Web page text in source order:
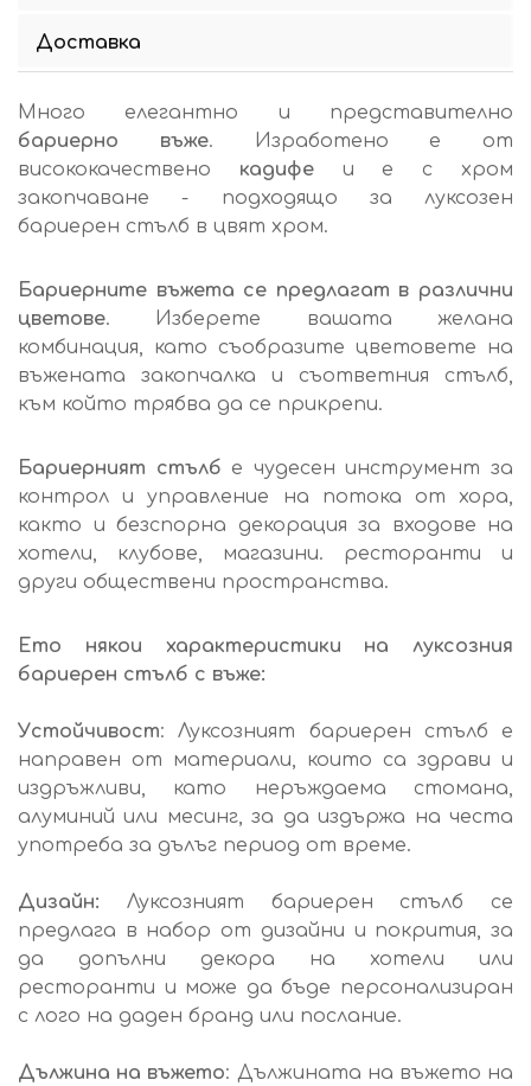
Доставка
Много елегантно и представително
бариерно въже. Изработено е от
висококачествено кадифеи е с хром
закопчаване - подходящо за луксозен
бариерен стълб в цвят хром.
Бариерните въжета се предлагат в различни
цветове. Изберете вашата желана
комбинация, като съобразите цветовете на
въжената закопчалка и съответния стълб,
към който трябва да се прикрепи.
Бариерният стълб е чудесен инструмент за
контрол и управление на потока от хора,
както и безспорна декорация за входове на
хотели, клубове, магазини. ресторанти и
други обществени пространства.
Ето някои характеристики на луксозния
бариерен стълб с въже:
Устойчивост: Луксозният бариерен стълб е
направен от материали, които са здрави и
издръжливи, като неръждаема стомана,
алуминий или месинг, за да издържа на честа
употреба за дълъг период от време.
Дизайн: Луксозният бариерен стълб се
предлага в набор от дизайни и покрития, за
да допълни декора на хотели или
ресторанти и може да бъде персонализиран
с лого на даден бранд или послание.
Дължина на въжето: Дължината на въжето на